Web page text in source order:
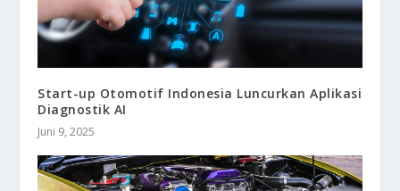
Start-up Otomotif Indonesia Luncurkan Aplikasi
Diagnostik AI
Juni 9, 2025